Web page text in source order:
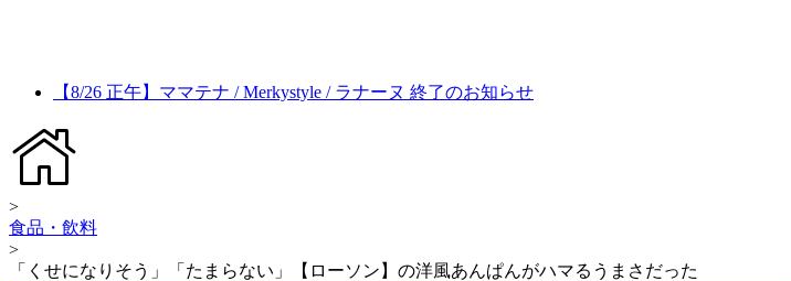
【8/26 正午】ママテナ / Merkystyle / ラナーヌ 終了のお知らせ
>
食品・飲料
>
「くせになりそう」「たまらない」【ローソン】の洋風あんぱんがハマるうまさだった